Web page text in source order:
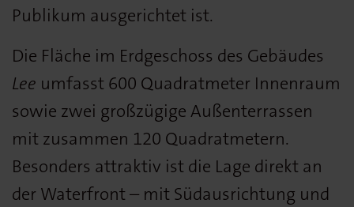
Publikum ausgerichtet ist.
Die Fläche im Erdgeschoss des Gebäudes
Lee umfasst 600 Quadratmeter Innenraum
sowie zwei großzügige Außenterrassen
mit zusammen 120 Quadratmetern.
Besonders attraktiv ist die Lage direkt an
der Waterfront – mit Südausrichtung und